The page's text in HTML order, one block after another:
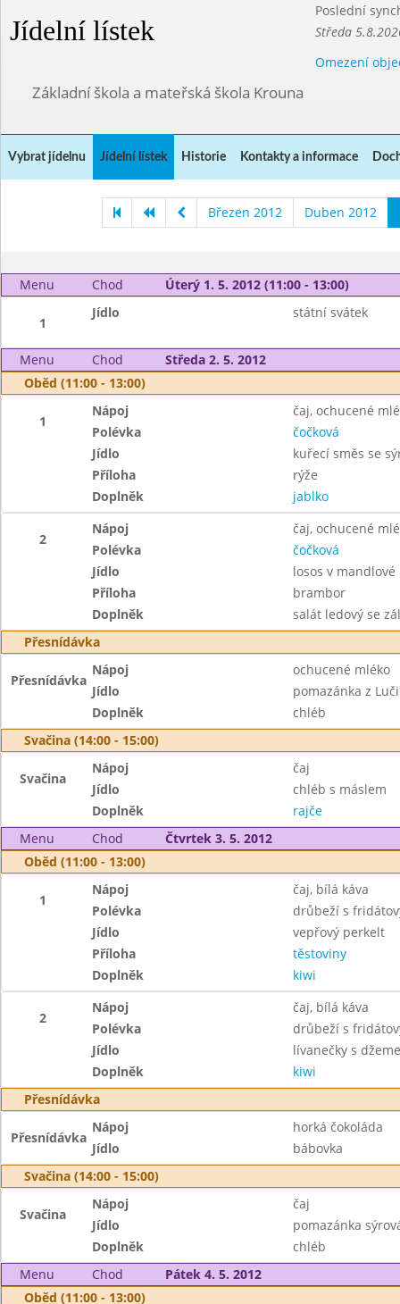
Jídelní lístek
Poslední
Středa
Omezení
Základní škola a mateřská škola Krouna
Vybrat jídelnu Jídelní lístek Historie Kontakty a informace
Březen 2012 Duben 2012
Menu Chod Úterý 1. 5. 2012 (11:00 - 13:00)
1
Jídlo státní svátek
Menu Chod
Středa 2. 5. 2012
Oběd (11:00 - 13:00)
1
Nápoj
čaj, ochucené
Polévka
čočková
Jídlo
kuřecí směs se
Příloha
rýže
Doplněk
jablko
2
Nápoj
čaj, ochucené
Polévka
čočková
Jídlo
losos v mandlové
Příloha
brambor
Doplněk
salát ledový se
Přesnídávka
Přesnídávka
Nápoj
ochucené mléko
Jídlo
pomazánka z
Doplněk
chléb
Svačina (14:00 - 15:00)
Svačina
Nápoj
čaj
Jídlo
chléb s máslem
Doplněk
rajče
Menu
Chod
Čtvrtek 3. 5. 2012
Oběd (11:00 - 13:00)
1
Nápoj
čaj, bílá káva
Polévka
drůbeží s
Jídlo
vepřový perkelt
Příloha
těstoviny
Doplněk
kiwi
2
Nápoj
čaj, bílá káva
Polévka
drůbeží s
Jídlo
lívanečky s
Doplněk
kiwi
Přesnídávka
Přesnídávka
Nápoj
horká čokoláda
Jídlo
bábovka
Svačina (14:00 - 15:00)
Svačina
Nápoj
čaj
Jídlo
pomazánka
Doplněk
chléb
Menu
Chod
Pátek 4. 5. 2012
Oběd (11:00 - 13:00)